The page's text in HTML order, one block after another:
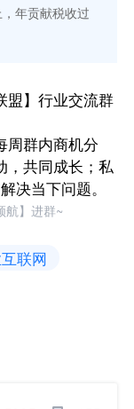
年贡献税收过
盟】行业交流群
周群内商机分
，共同成长；私
决当下问题。
航】进群~
联网